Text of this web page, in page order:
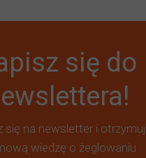
się do
się na newsletter i otrzymuj
wiedzę o żeglowaniu